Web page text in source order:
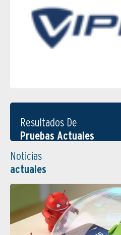
Resultados De
Pruebas Actuales
Noticias
actuales